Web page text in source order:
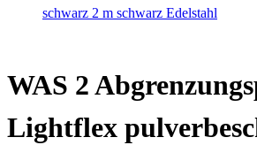
schwarz 2 m schwarz Edelstahl
WAS 2
Lightflex